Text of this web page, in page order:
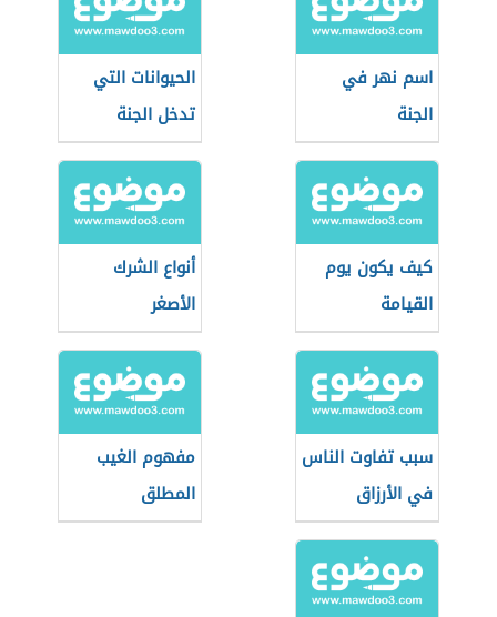
اسم نهر في
الجنة
الحيوانات التي
تدخل الجنة
كيف يكون يوم
القيامة
أنواع الشرك
الأصغر
سبب تفاوت الناس
في الأرزاق
مفهوم الغيب
المطلق